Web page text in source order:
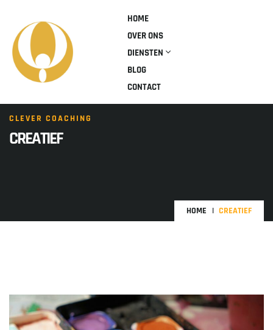
HOME
OVER ONS
DIENSTEN
BLOG
CONTACT
CLEVER COACHING
CREATIEF
HOME CREATIEF